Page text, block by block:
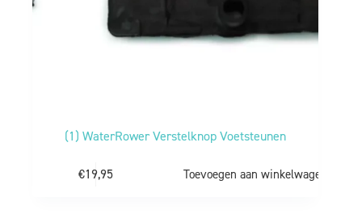
(1) WaterRower Verstelknop Voetsteunen
€19,95 Toevoegen aan winkelwagen